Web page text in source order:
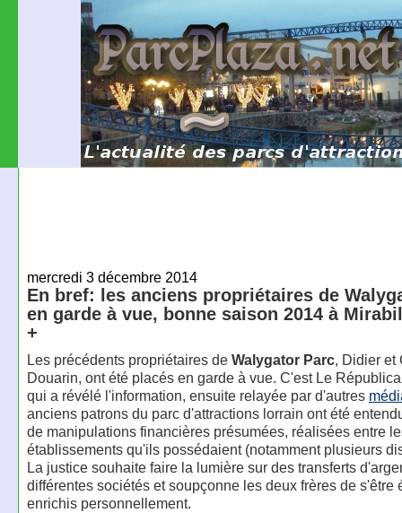
mercredi 3 décembre 2014
En bref: les anciens propriétaires de
en garde à vue, bonne saison 2014 à
+
Les précédents propriétaires de Walygator Parc, Didier et
Douarin, ont été placés en garde à vue. C'est Le
qui a révélé l'information, ensuite relayée par d'autres
anciens patrons du parc d'attractions lorrain ont été
de manipulations financières présumées, réalisées entre
établissements qu'ils possédaient (notamment plusieurs
La justice souhaite faire la lumière sur des transferts
différentes sociétés et soupçonne les deux frères de s'être
enrichis personnellement.